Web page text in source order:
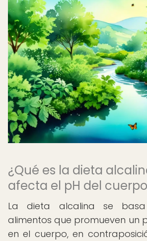
¿Qué es la dieta
afecta el pH del
La dieta alcalina se
alimentos que promueven un
en el cuerpo, en